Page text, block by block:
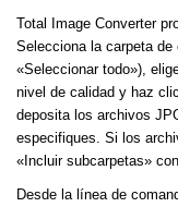
Total Image Converter
Selecciona la carpeta
«Seleccionar todo»),
nivel de calidad y haz
deposita los archivos
especifiques. Si los
«Incluir subcarpetas»
Desde la línea de